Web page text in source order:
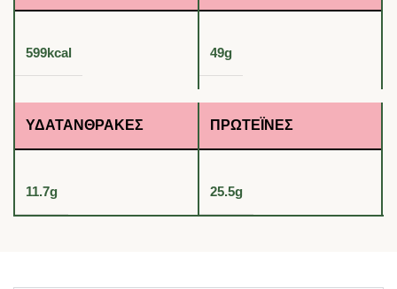
599kcal 49g
ΥΔΑΤΆΝΘΡΑΚΕΣ
11.7g
ΠΡΩΤΕΪ́ΝΕΣ
25.5g